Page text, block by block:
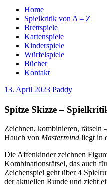
Home
Spielkritik von A – Z
Brettspiele
Kartenspiele
Kinderspiele
Würfelspiele
Bücher
Kontakt
13. April 2023 Paddy
Spitze Skizze –
Zeichnen, kombinieren, rätseln
Hauch von Mastermind liegt in
Die Affenkinder zeichnen
Kombinationsrätsel, das auch
Zeichenspiel geht über 4
der aktuellen Runde und zieht